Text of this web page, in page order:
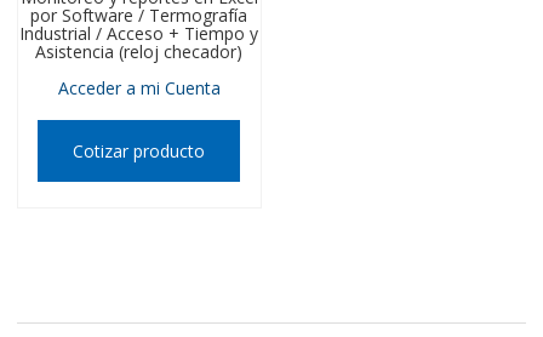
por Software / Termografía
Industrial / Acceso + Tiempo y
Asistencia (reloj checador)
Acceder a mi Cuenta
Cotizar producto